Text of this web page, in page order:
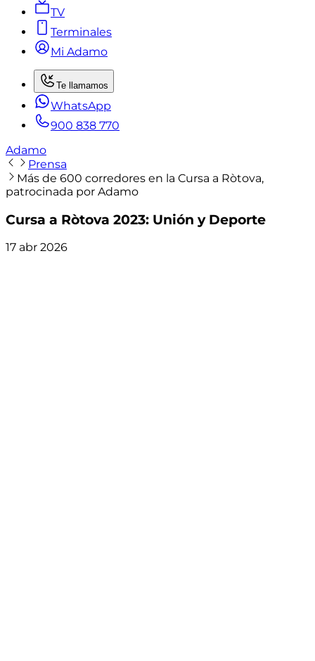
TV
Terminales
Mi Adamo
Te llamamos
WhatsApp
900 838 770
Adamo
Prensa
Más de 600 corredores en la Cursa a Ròtova,
patrocinada por Adamo
Cursa a Ròtova 2023: Unión y Deporte
17 abr 2026